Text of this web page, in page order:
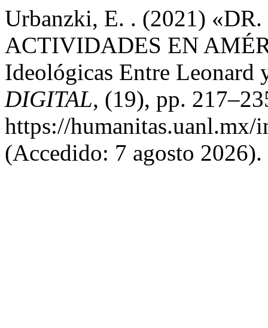
Urbanzki, E. . (2021)
ACTIVIDADES EN
Ideológicas Entre
DIGITAL, (19), pp.
https://
(Accedido: 7 agosto 2026).